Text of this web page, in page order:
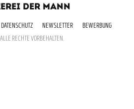
DER MANN
DATENSCHUTZ NEWSLETTER
BEWERBUNG
RECHTE VORBEHALTEN.